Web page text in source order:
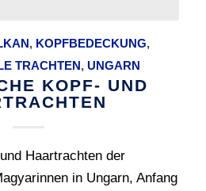
, KOPFBEDECKUNG,
TRACHTEN, UNGARN
KOPF- UND
Haartrachten der
in Ungarn, Anfang